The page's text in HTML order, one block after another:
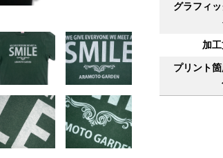
グラフィ
加
プリント箇